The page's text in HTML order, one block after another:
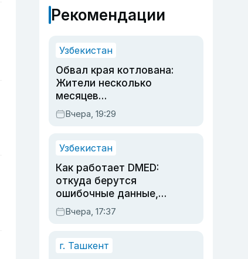
Рекомендации
Узбекистан
Обвал края котлована:
Жители несколько
месяцев
предупреждали об
опасности, но стройка
Вчера, 19:29
Узбекистан
Как работает DMED:
откуда берутся
ошибочные данные,
дубли аккаунтов и
очереди по онлайн-
Вчера, 17:37
г. Ташкент